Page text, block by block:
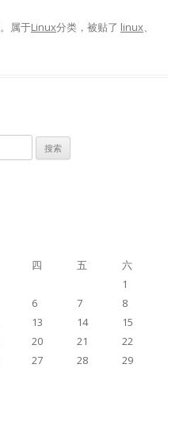
。属于Linux分类，被贴了 linux、
四 五
六
1
6 7
8
13 14
15
20 21
22
27 28
29